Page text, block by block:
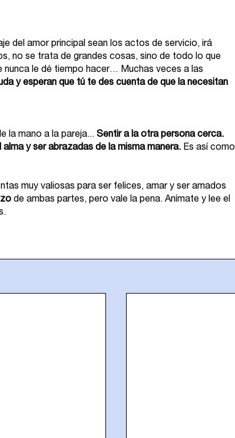
del amor principal sean los actos de servicio, irá
no se trata de grandes cosas, sino de todo lo que
nunca le dé tiempo hacer… Muchas veces a las
y esperan que tú te des cuenta de que la necesitan
la mano a la pareja... Sentir a la otra persona cerca.
y ser abrazadas de la misma manera. Es así como
muy valiosas para ser felices, amar y ser amados
de ambas partes, pero vale la pena. Anímate y lee el